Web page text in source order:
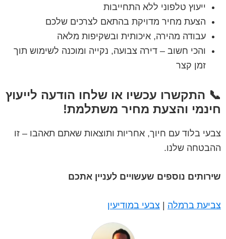
ייעוץ טלפוני ללא התחייבות
הצעת מחיר מדויקת בהתאם לצרכים שלכם
עבודה מהירה, איכותית ובשקיפות מלאה
והכי חשוב – דירה צבועה, נקייה ומוכנה לשימוש תוך
זמן קצר
📞 התקשרו עכשיו או שלחו הודעה לייעוץ
חינמי והצעת מחיר משתלמת!
צבעי בלוד עם חיוך, אחריות ותוצאות שאתם תאהבו – זו
ההבטחה שלנו.
שירותים נוספים שעשויים לעניין אתכם
צביעת ברמלה צבעי במודיעין